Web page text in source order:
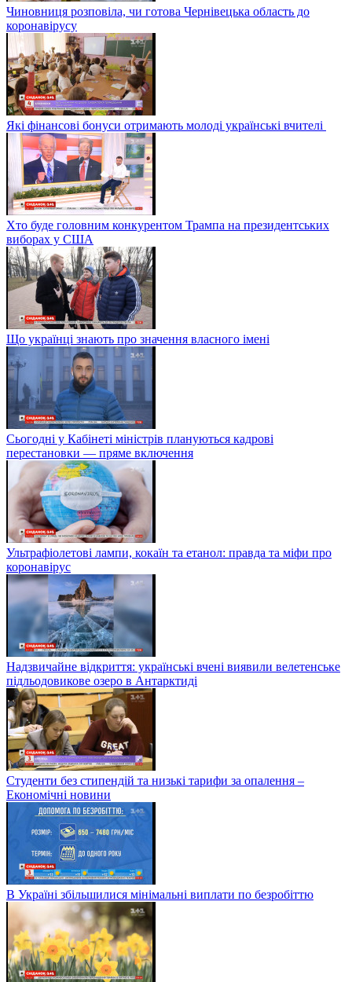
Чиновниця розповіла, чи готова Чернівецька область до
коронавірусу
Які фінансові бонуси отримають молоді українські вчителі
Хто буде головним конкурентом Трампа на президентських
виборах у США
Що українці знають про значення власного імені
Сьогодні у Кабінеті міністрів плануються кадрові
перестановки — пряме включення
Ультрафіолетові лампи, кокаїн та етанол: правда та міфи про
коронавірус
Надзвичайне відкриття: українські вчені виявили велетенське
підльодовикове озеро в Антарктиді
Студенти без стипендій та низькі тарифи за опалення –
Економічні новини
В Україні збільшилися мінімальні виплати по безробіттю